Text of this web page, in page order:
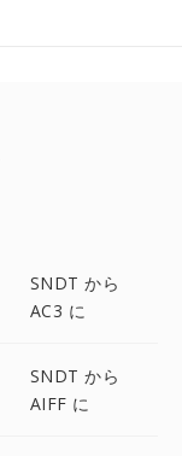
SNDT から
AC3 に
SNDT から
AIFF に